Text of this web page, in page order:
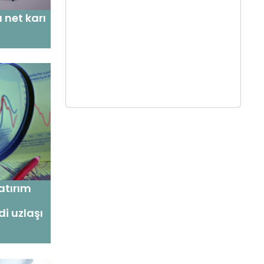
net karı
uzlaşı